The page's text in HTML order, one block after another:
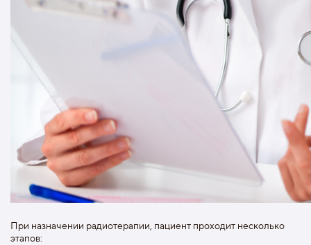
При назначении радиотерапии, пациент проходит несколько
этапов: